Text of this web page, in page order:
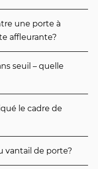
une porte à
affleurante?
seuil – quelle
le cadre de
vantail de porte?